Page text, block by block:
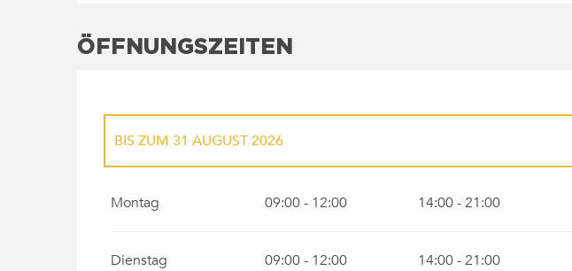
ÖFFNUNGSZEITEN
BIS ZUM 31 AUGUST 2026
Montag 09:00 - 12:00 14:00 - 21:00
Dienstag 09:00 - 12:00 14:00 - 21:00